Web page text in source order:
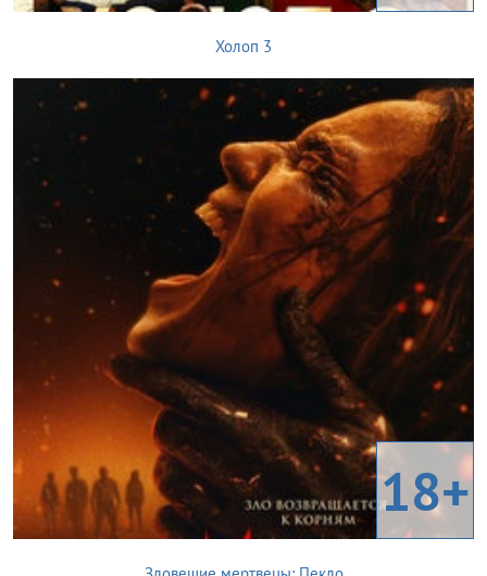
Холоп 3
18+